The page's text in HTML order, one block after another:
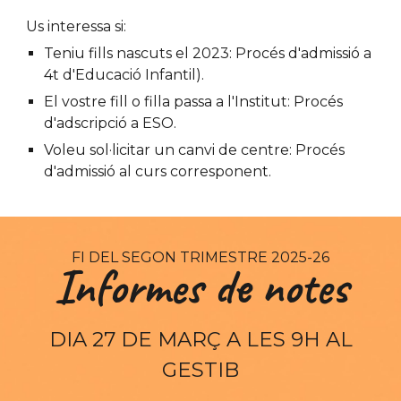
Us interessa si:
Teniu fills nascuts el 2023: Procés d'admissió a
4t d'Educació Infantil).
El vostre fill o filla passa a l'Institut: Procés
d'adscripció a ESO.
Voleu sol·licitar un canvi de centre: Procés
d'admissió al curs corresponent.
FI DEL SEGON TRIMESTRE 2025-26
Informes de notes
DIA 27 DE MARÇ A LES 9H AL
GESTIB